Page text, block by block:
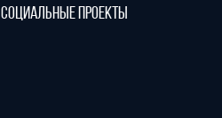
СОЦИАЛЬНЫЕ ПРОЕКТЫ